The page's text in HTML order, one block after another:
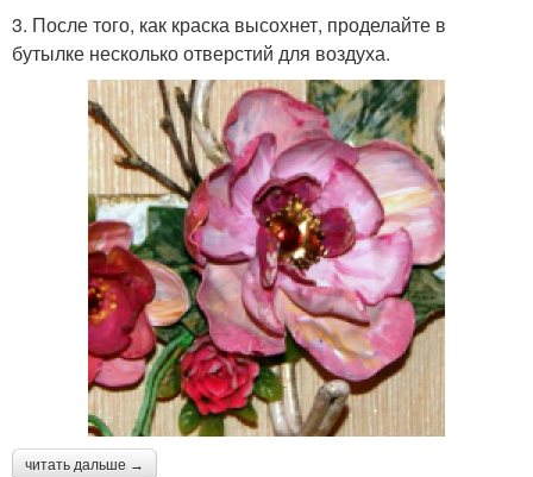
3. После того, как краска высохнет, проделайте в
бутылке несколько отверстий для воздуха.
читать дальше →